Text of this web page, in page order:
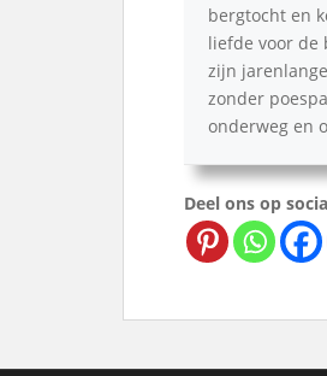
bergtocht en
liefde voor de
zijn
zonder
onderweg en
Deel ons op